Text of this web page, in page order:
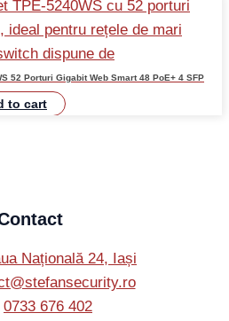
52 Porturi Gigabit Web Smart 48 PoE+ 4 SFP
to cart
Națională 24, Iași
0733 676 402